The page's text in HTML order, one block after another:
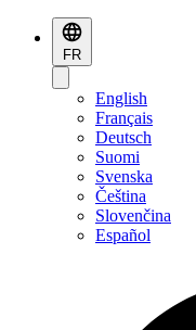
FR
English
Français
Deutsch
Suomi
Svenska
Čeština
Slovenčina
Español